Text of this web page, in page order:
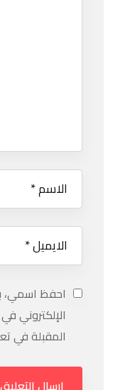
احفظ اسمي،
الإلكتروني
المقبلة في